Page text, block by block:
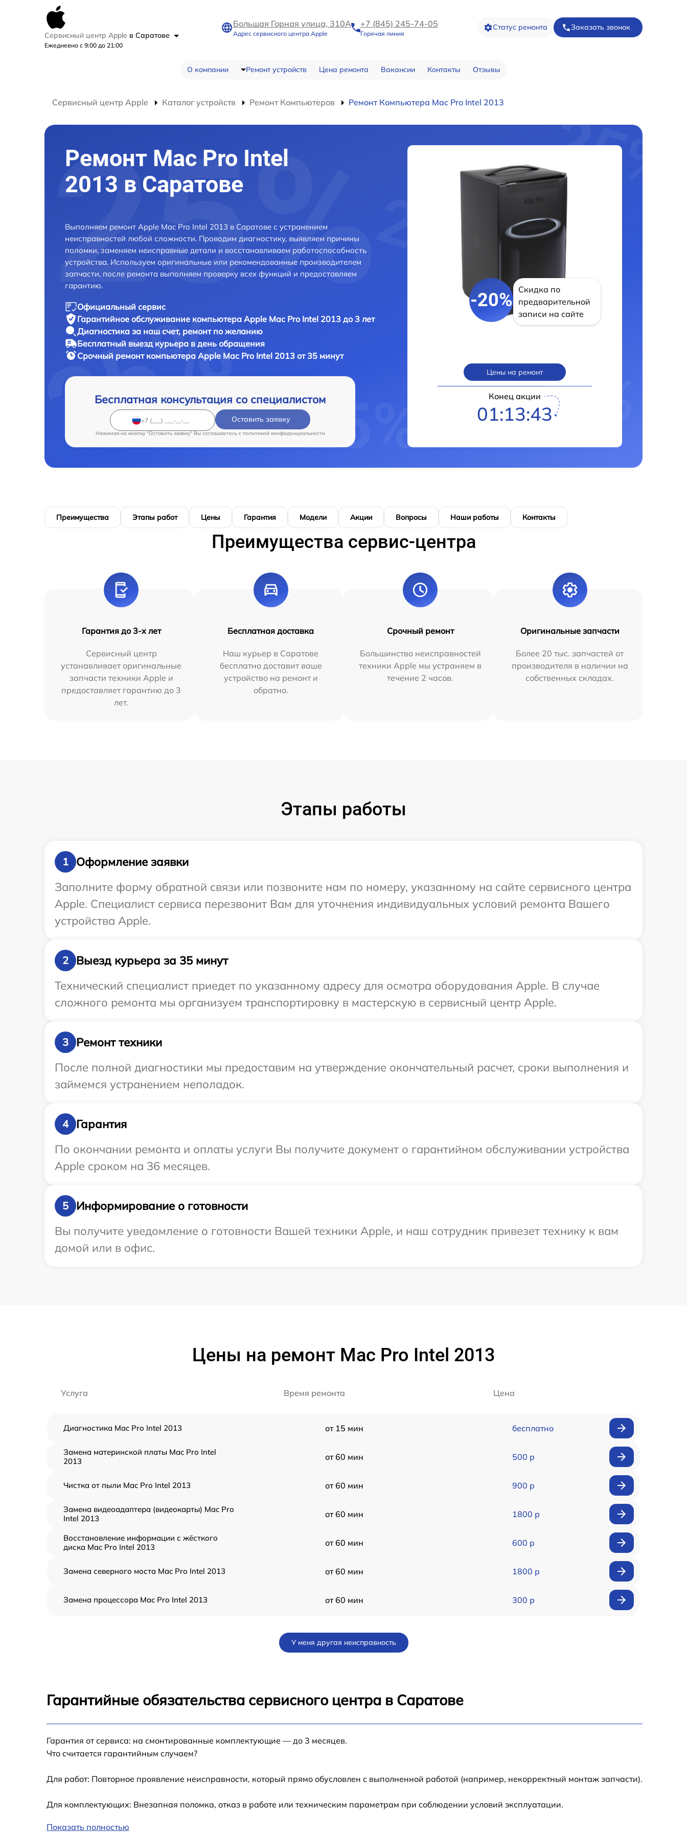
Сервисный центр Apple в Саратове
Ежедневно с 9:00 до 21:00
Большая Горная улица, 310А
Адрес сервисного центра Apple
+7 (845) 245-74-05
Горячая линия
Статус ремонта Заказать звонок
О компании Ремонт устройств Цена ремонта Вакансии Контакты Отзывы
Сервисный центр Apple Каталог устройств Ремонт Компьютеров Ремонт Компьютера Mac Pro Intel 2013
Ремонт Mac Pro Intel
2013 в Саратове
Выполняем ремонт Apple Mac Pro Intel 2013 в Саратове с устранением
неисправностей любой сложности. Проводим диагностику, выявляем причины
поломки, заменяем неисправные детали и восстанавливаем работоспособность
устройства. Используем оригинальные или рекомендованные производителем
запчасти, после ремонта выполняем проверку всех функций и предоставляем
гарантию.
Официальный сервис
Гарантийное обслуживание компьютера Apple Mac Pro Intel 2013 до 3 лет
Диагностика за наш счет, ремонт по желанию
Бесплатный выезд курьера в день обращения
Срочный ремонт компьютера Apple Mac Pro Intel 2013 от 35 минут
Бесплатная консультация со специалистом
Оставить заявку
Нажимая на кнопку "Оставить заявку" Вы соглашаетесь c политикой конфиденциальности
-20%
Скидка по
предварительной
записи на сайте
Цены на ремонт
Конец акции
01:13:42
Преимущества Этапы работ Цены Гарантия Модели Акции Вопросы Наши работы Контакты
Преимущества сервис-центра
Гарантия до 3-х лет
Сервисный центр
устанавливает оригинальные
запчасти техники Apple и
предоставляет гарантию до 3
лет.
Бесплатная доставка
Наш курьер в Саратове
бесплатно доставит ваше
устройство на ремонт и
обратно.
Срочный ремонт
Большинство неисправностей
техники Apple мы устраняем в
течение 2 часов.
Оригинальные запчасти
Более 20 тыс. запчастей от
производителя в наличии на
собственных складах.
Этапы работы
1
Оформление заявки
Заполните форму обратной связи или позвоните нам по номеру, указанному на сайте сервисного центра
Apple. Специалист сервиса перезвонит Вам для уточнения индивидуальных условий ремонта Вашего
устройства Apple.
2
Выезд курьера за 35 минут
Технический специалист приедет по указанному адресу для осмотра оборудования Apple. В случае
сложного ремонта мы организуем транспортировку в мастерскую в сервисный центр Apple.
3
Ремонт техники
После полной диагностики мы предоставим на утверждение окончательный расчет, сроки выполнения и
займемся устранением неполадок.
4
Гарантия
По окончании ремонта и оплаты услуги Вы получите документ о гарантийном обслуживании устройства
Apple сроком на 36 месяцев.
5
Информирование о готовности
Вы получите уведомление о готовности Вашей техники Apple, и наш сотрудник привезет технику к вам
домой или в офис.
Цены на ремонт Mac Pro Intel 2013
Услуга Время ремонта Цена
Диагностика Mac Pro Intel 2013 от 15 мин бесплатно
Замена материнской платы Mac Pro Intel
2013
от 60 мин 500 р
Чистка от пыли Mac Pro Intel 2013 от 60 мин 900 р
Замена видеоадаптера (видеокарты) Mac Pro
Intel 2013
от 60 мин 1800 р
Восстановление информации с жёсткого
диска Mac Pro Intel 2013
от 60 мин 600 р
Замена северного моста Mac Pro Intel 2013 от 60 мин 1800 р
Замена процессора Mac Pro Intel 2013 от 60 мин 300 р
Замена звуковой платы Mac Pro Intel 2013 от 60 мин
У меня другая неисправность
Гарантийные обязательства сервисного центра в Саратове
Гарантия от сервиса: на смонтированные комплектующие — до 3 месяцев.
Что считается гарантийным случаем?
Для работ: Повторное проявление неисправности, который прямо обусловлен с выполненной работой (например, некорректный монтаж запчасти).
Для комплектующих: Внезапная поломка, отказ в работе или техническим параметрам при соблюдении условий эксплуатации.
Показать полностью